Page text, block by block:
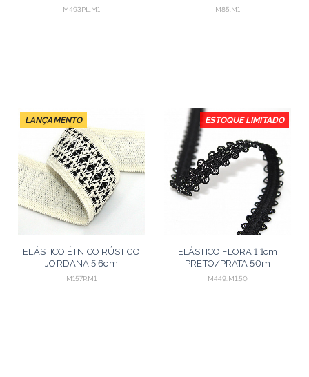
CHAMPAGNE/PRETO/OURO
M493PL.M1
AREIA/CONHAQUE/LARANJA/
M85.M1
LANÇAMENTO
ELÁSTICO ÉTNICO RÚSTICO
JORDANA 5,6cm
CHAMPAGNE/PRETO 25m
M157P.M1
ESTOQUE LIMITADO
ELÁSTICO FLORA 1,1cm
PRETO/PRATA 50m
M449.M1.50